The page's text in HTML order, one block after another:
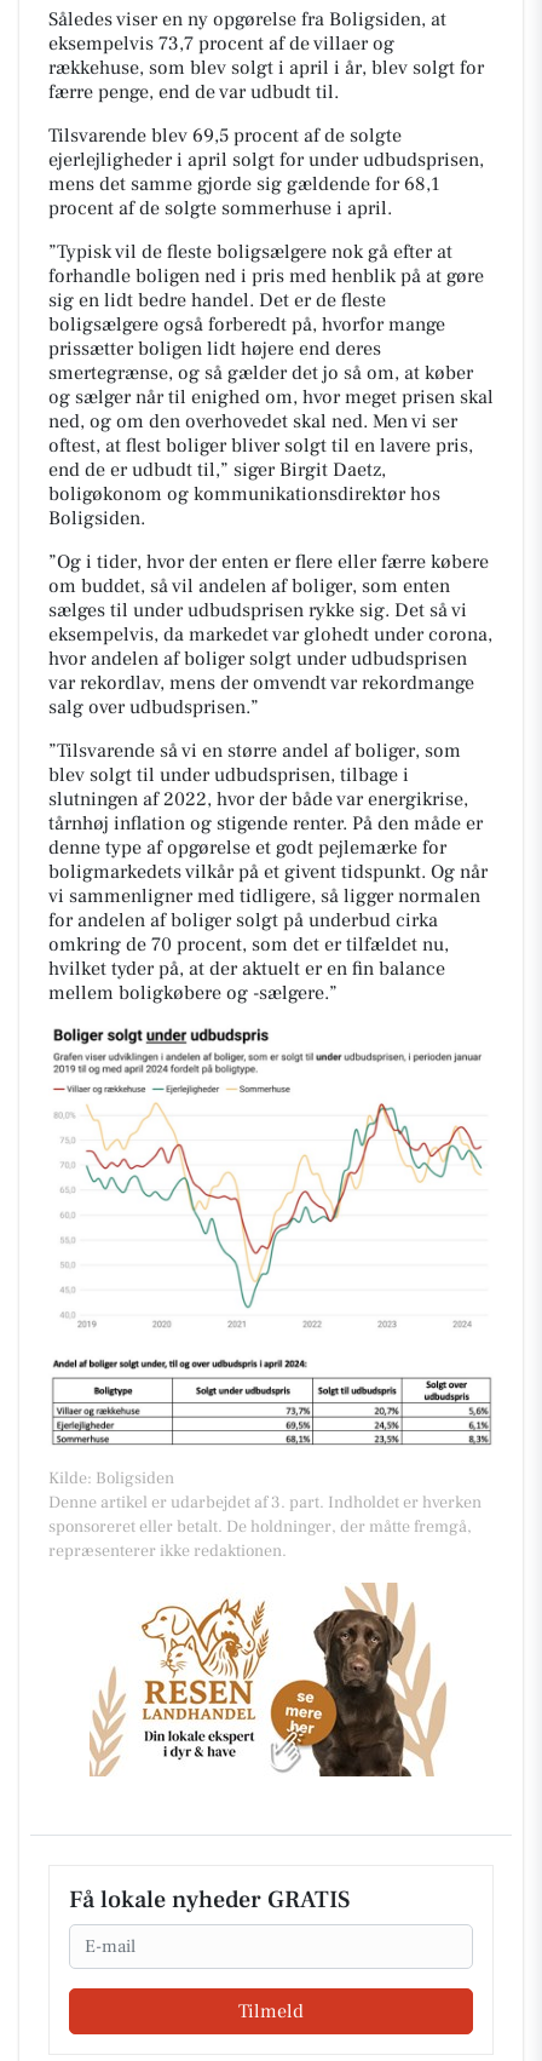
Således viser en ny opgørelse fra Boligsiden, at
eksempelvis 73,7 procent af de villaer og
rækkehuse, som blev solgt i april i år, blev solgt for
færre penge, end de var udbudt til.
Tilsvarende blev 69,5 procent af de solgte
ejerlejligheder i april solgt for under udbudsprisen,
mens det samme gjorde sig gældende for 68,1
procent af de solgte sommerhuse i april.
”Typisk vil de fleste boligsælgere nok gå efter at
forhandle boligen ned i pris med henblik på at gøre
sig en lidt bedre handel. Det er de fleste
boligsælgere også forberedt på, hvorfor mange
prissætter boligen lidt højere end deres
smertegrænse, og så gælder det jo så om, at køber
og sælger når til enighed om, hvor meget prisen skal
ned, og om den overhovedet skal ned. Men vi ser
oftest, at flest boliger bliver solgt til en lavere pris,
end de er udbudt til,” siger Birgit Daetz,
boligøkonom og kommunikationsdirektør hos
Boligsiden.
”Og i tider, hvor der enten er flere eller færre købere
om buddet, så vil andelen af boliger, som enten
sælges til under udbudsprisen rykke sig. Det så vi
eksempelvis, da markedet var glohedt under corona,
hvor andelen af boliger solgt under udbudsprisen
var rekordlav, mens der omvendt var rekordmange
salg over udbudsprisen.”
”Tilsvarende så vi en større andel af boliger, som
blev solgt til under udbudsprisen, tilbage i
slutningen af 2022, hvor der både var energikrise,
tårnhøj inflation og stigende renter. På den måde er
denne type af opgørelse et godt pejlemærke for
boligmarkedets vilkår på et givent tidspunkt. Og når
vi sammenligner med tidligere, så ligger normalen
for andelen af boliger solgt på underbud cirka
omkring de 70 procent, som det er tilfældet nu,
hvilket tyder på, at der aktuelt er en fin balance
mellem boligkøbere og -sælgere.”
Kilde: Boligsiden
Denne artikel er udarbejdet af 3. part. Indholdet er hverken
sponsoreret eller betalt. De holdninger, der måtte fremgå,
repræsenterer ikke redaktionen.
Få lokale nyheder GRATIS
Email
Tilmeld